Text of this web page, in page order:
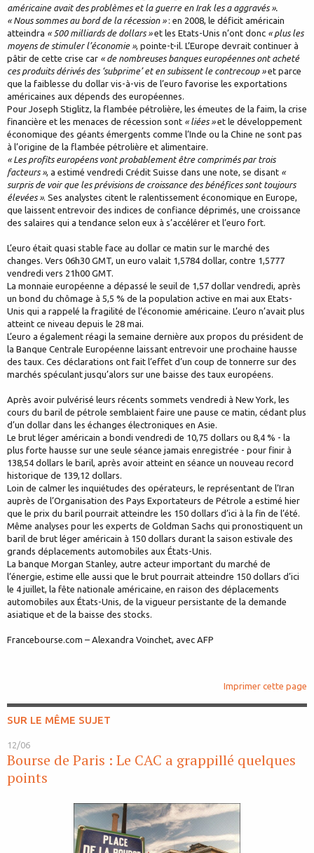
américaine avait des problèmes et la guerre en Irak les a aggravés ».
« Nous sommes au bord de la récession »: en 2008, le déficit américain
atteindra « 500 milliards de dollars »et les Etats-Unis n’ont donc « plus les
moyens de stimuler l’économie », pointe-t-il. L’Europe devrait continuer à
pâtir de cette crise car « de nombreuses banques européennes ont acheté
ces produits dérivés des ‘subprime’ et en subissent le contrecoup »et parce
que la faiblesse du dollar vis-à-vis de l’euro favorise les exportations
américaines aux dépends des européennes.
Pour Joseph Stiglitz, la flambée pétrolière, les émeutes de la faim, la crise
financière et les menaces de récession sont « liées »et le développement
économique des géants émergents comme l’Inde ou la Chine ne sont pas
à l’origine de la flambée pétrolière et alimentaire.
« Les profits européens vont probablement être comprimés par trois
facteurs », a estimé vendredi Crédit Suisse dans une note, se disant «
surpris de voir que les prévisions de croissance des bénéfices sont toujours
élevées ». Ses analystes citent le ralentissement économique en Europe,
que laissent entrevoir des indices de confiance déprimés, une croissance
des salaires qui a tendance selon eux à s’accélérer et l’euro fort.
L’euro était quasi stable face au dollar ce matin sur le marché des
changes. Vers 06h30 GMT, un euro valait 1,5784 dollar, contre 1,5777
vendredi vers 21h00 GMT.
La monnaie européenne a dépassé le seuil de 1,57 dollar vendredi, après
un bond du chômage à 5,5 % de la population active en mai aux Etats-
Unis qui a rappelé la fragilité de l’économie américaine. L’euro n’avait plus
atteint ce niveau depuis le 28 mai.
L’euro a également réagi la semaine dernière aux propos du président de
la Banque Centrale Européenne laissant entrevoir une prochaine hausse
des taux. Ces déclarations ont fait l’effet d’un coup de tonnerre sur des
marchés spéculant jusqu’alors sur une baisse des taux européens.
Après avoir pulvérisé leurs récents sommets vendredi à New York, les
cours du baril de pétrole semblaient faire une pause ce matin, cédant plus
d’un dollar dans les échanges électroniques en Asie.
Le brut léger américain a bondi vendredi de 10,75 dollars ou 8,4 % - la
plus forte hausse sur une seule séance jamais enregistrée - pour finir à
138,54 dollars le baril, après avoir atteint en séance un nouveau record
historique de 139,12 dollars.
Loin de calmer les inquiétudes des opérateurs, le représentant de l’Iran
auprès de l’Organisation des Pays Exportateurs de Pétrole a estimé hier
que le prix du baril pourrait atteindre les 150 dollars d’ici à la fin de l’été.
Même analyses pour les experts de Goldman Sachs qui pronostiquent un
baril de brut léger américain à 150 dollars durant la saison estivale des
grands déplacements automobiles aux États-Unis.
La banque Morgan Stanley, autre acteur important du marché de
l’énergie, estime elle aussi que le brut pourrait atteindre 150 dollars d’ici
le 4 juillet, la fête nationale américaine, en raison des déplacements
automobiles aux États-Unis, de la vigueur persistante de la demande
asiatique et de la baisse des stocks.
Francebourse.com – Alexandra Voinchet, avec AFP
Imprimer cette page
SUR LE MÊME SUJET
12/06
Bourse de Paris : Le CAC a grappillé quelques
points